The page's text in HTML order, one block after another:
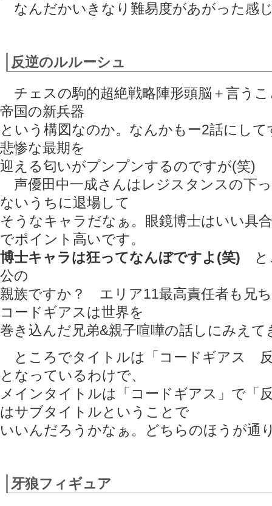
なんだかいきなり難易度があがった感
反逆のルルーシュ
チェスの駒的超絶戦略陣形頭脳＋言う
帝国の新兵器
という構図なのか。なんかもー2話にし
悲惨な最期を
迎える匂いがプンプンするのですが(笑)
声優田中一成さんはレジスタンスの下
ないうちに退場して
そうなキャラだなぁ。眼鏡博士はいい具
でポイント高いです。
博士キャラは狂ってなんぼですよ(笑) と
公の
親族ですか？ エリア11最高責任者も兄
コードギアスは世界を
巻き込んだ兄弟&親子喧嘩の話しにみえて
ところでタイトルは「コードギアス
となっているわけで、
メインタイトルは「コードギアス」で「
はサブタイトルということで
いいんだろうかなぁ。どちらのほうが通
牙狼フィギュア